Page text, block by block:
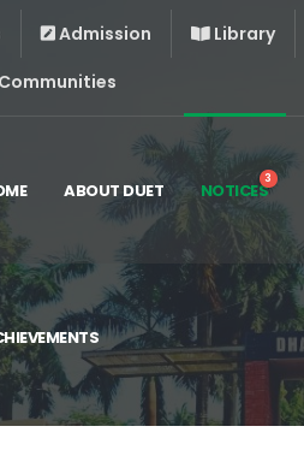
Admission Library
ABOUT DUET NOTICES
3